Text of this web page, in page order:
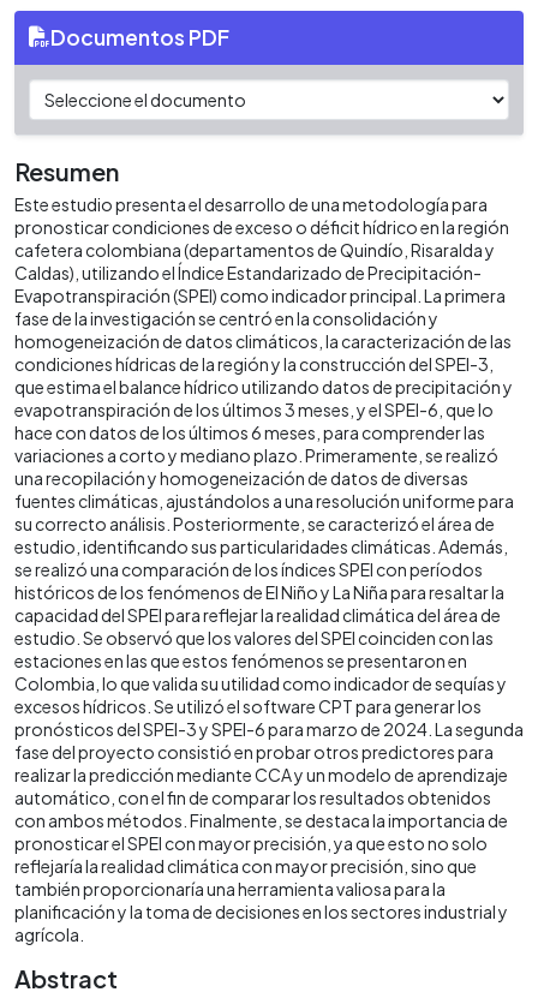
Documentos PDF
Resumen
Este estudio presenta el desarrollo de una metodología para
pronosticar condiciones de exceso o déficit hídrico en la región
cafetera colombiana (departamentos de Quindío, Risaralda y
Caldas), utilizando el Índice Estandarizado de Precipitación-
Evapotranspiración (SPEI) como indicador principal. La primera
fase de la investigación se centró en la consolidación y
homogeneización de datos climáticos, la caracterización de las
condiciones hídricas de la región y la construcción del SPEI-3,
que estima el balance hídrico utilizando datos de precipitación y
evapotranspiración de los últimos 3 meses, y el SPEI-6, que lo
hace con datos de los últimos 6 meses, para comprender las
variaciones a corto y mediano plazo. Primeramente, se realizó
una recopilación y homogeneización de datos de diversas
fuentes climáticas, ajustándolos a una resolución uniforme para
su correcto análisis. Posteriormente, se caracterizó el área de
estudio, identificando sus particularidades climáticas. Además,
se realizó una comparación de los índices SPEI con períodos
históricos de los fenómenos de El Niño y La Niña para resaltar la
capacidad del SPEI para reflejar la realidad climática del área de
estudio. Se observó que los valores del SPEI coinciden con las
estaciones en las que estos fenómenos se presentaron en
Colombia, lo que valida su utilidad como indicador de sequías y
excesos hídricos. Se utilizó el software CPT para generar los
pronósticos del SPEI-3 y SPEI-6 para marzo de 2024. La segunda
fase del proyecto consistió en probar otros predictores para
realizar la predicción mediante CCA y un modelo de aprendizaje
automático, con el fin de comparar los resultados obtenidos
con ambos métodos. Finalmente, se destaca la importancia de
pronosticar el SPEI con mayor precisión, ya que esto no solo
reflejaría la realidad climática con mayor precisión, sino que
también proporcionaría una herramienta valiosa para la
planificación y la toma de decisiones en los sectores industrial y
agrícola.
Abstract